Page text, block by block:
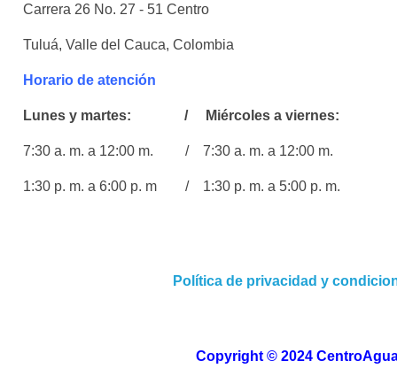
Carrera 26 No. 27 - 51 Centro
Tuluá, Valle del Cauca, Colombia
Horario de atención
Lunes y martes: / Miércoles a viernes:
7:30 a. m. a 12:00 m. / 7:30 a. m. a 12:00 m.
1:30 p. m. a 6:00 p. m / 1:30 p. m. a 5:00 p. m.
Política de privacidad y
Copyright © 2024